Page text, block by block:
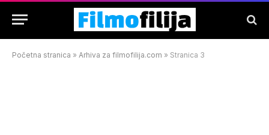
Početna stranica » Arhiva za filmofilija.com » Stranica 3